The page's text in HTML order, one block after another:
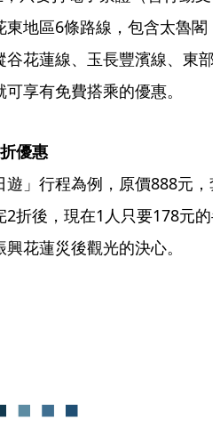
地區6條路線，包含太魯閣
花蓮線、玉長豐濱線、東部
享有免費搭乘的優惠。
優惠
遊」行程為例，原價888元，
2折後，現在1人只要178元的
花蓮災後觀光的決心。